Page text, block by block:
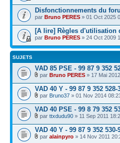
Disfonctionnements du
par Bruno PERES » 01 Oct 2025
[A lire] Règles d'utilisation
par Bruno PERES » 24 Oct 2009
SUJETS
VAD 85 PSE - 99 87 9 352
par Bruno PERES » 17 Mai
VAD 40 Y - 99 87 9 352 528-
par Bruno37 » 01 Nov 2014
VAD 40 PSE - 99 8 79 352
par ttxdudu90 » 11 Sep 2011
VAD 40 Y - 99 87 9 352 530-
par alainpyro » 14 Nov 2011